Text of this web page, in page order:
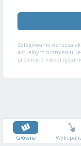
Zalogowanie oznacza
aktualnym brzmieniu.
prosimy o
Główna